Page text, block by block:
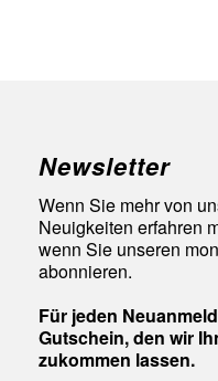
Newsletter
Wenn Sie mehr von
Neuigkeiten erfahren
wenn Sie unseren
abonnieren.
Für jeden
Gutschein, den wir
zukommen lassen.